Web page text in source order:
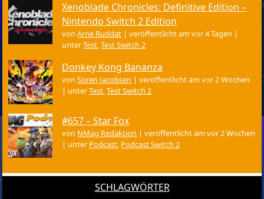
Xenoblade Chronicles: Definitive Edition –
Nintendo Switch 2 Edition
vonArne Ruddat |veröffentlicht am vor 4 Tagen |
unterTest,Test Switch 2
Donkey Kong Bananza
vonSören Jacobsen |veröffentlicht am vor 2 Wochen
| unterTest,Test Switch 2
#657 – Star Fox
von NMag Redaktion |veröffentlicht am vor 2 Wochen
| unter Podcast, Podcast Switch 2
SCHLAGWÖRTER